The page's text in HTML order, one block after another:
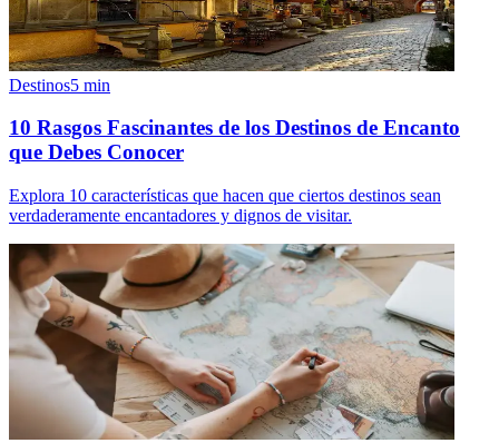
Destinos5 min
10 Rasgos Fascinantes de los Destinos de Encanto
que Debes Conocer
Explora 10 características que hacen que ciertos destinos sean
verdaderamente encantadores y dignos de visitar.